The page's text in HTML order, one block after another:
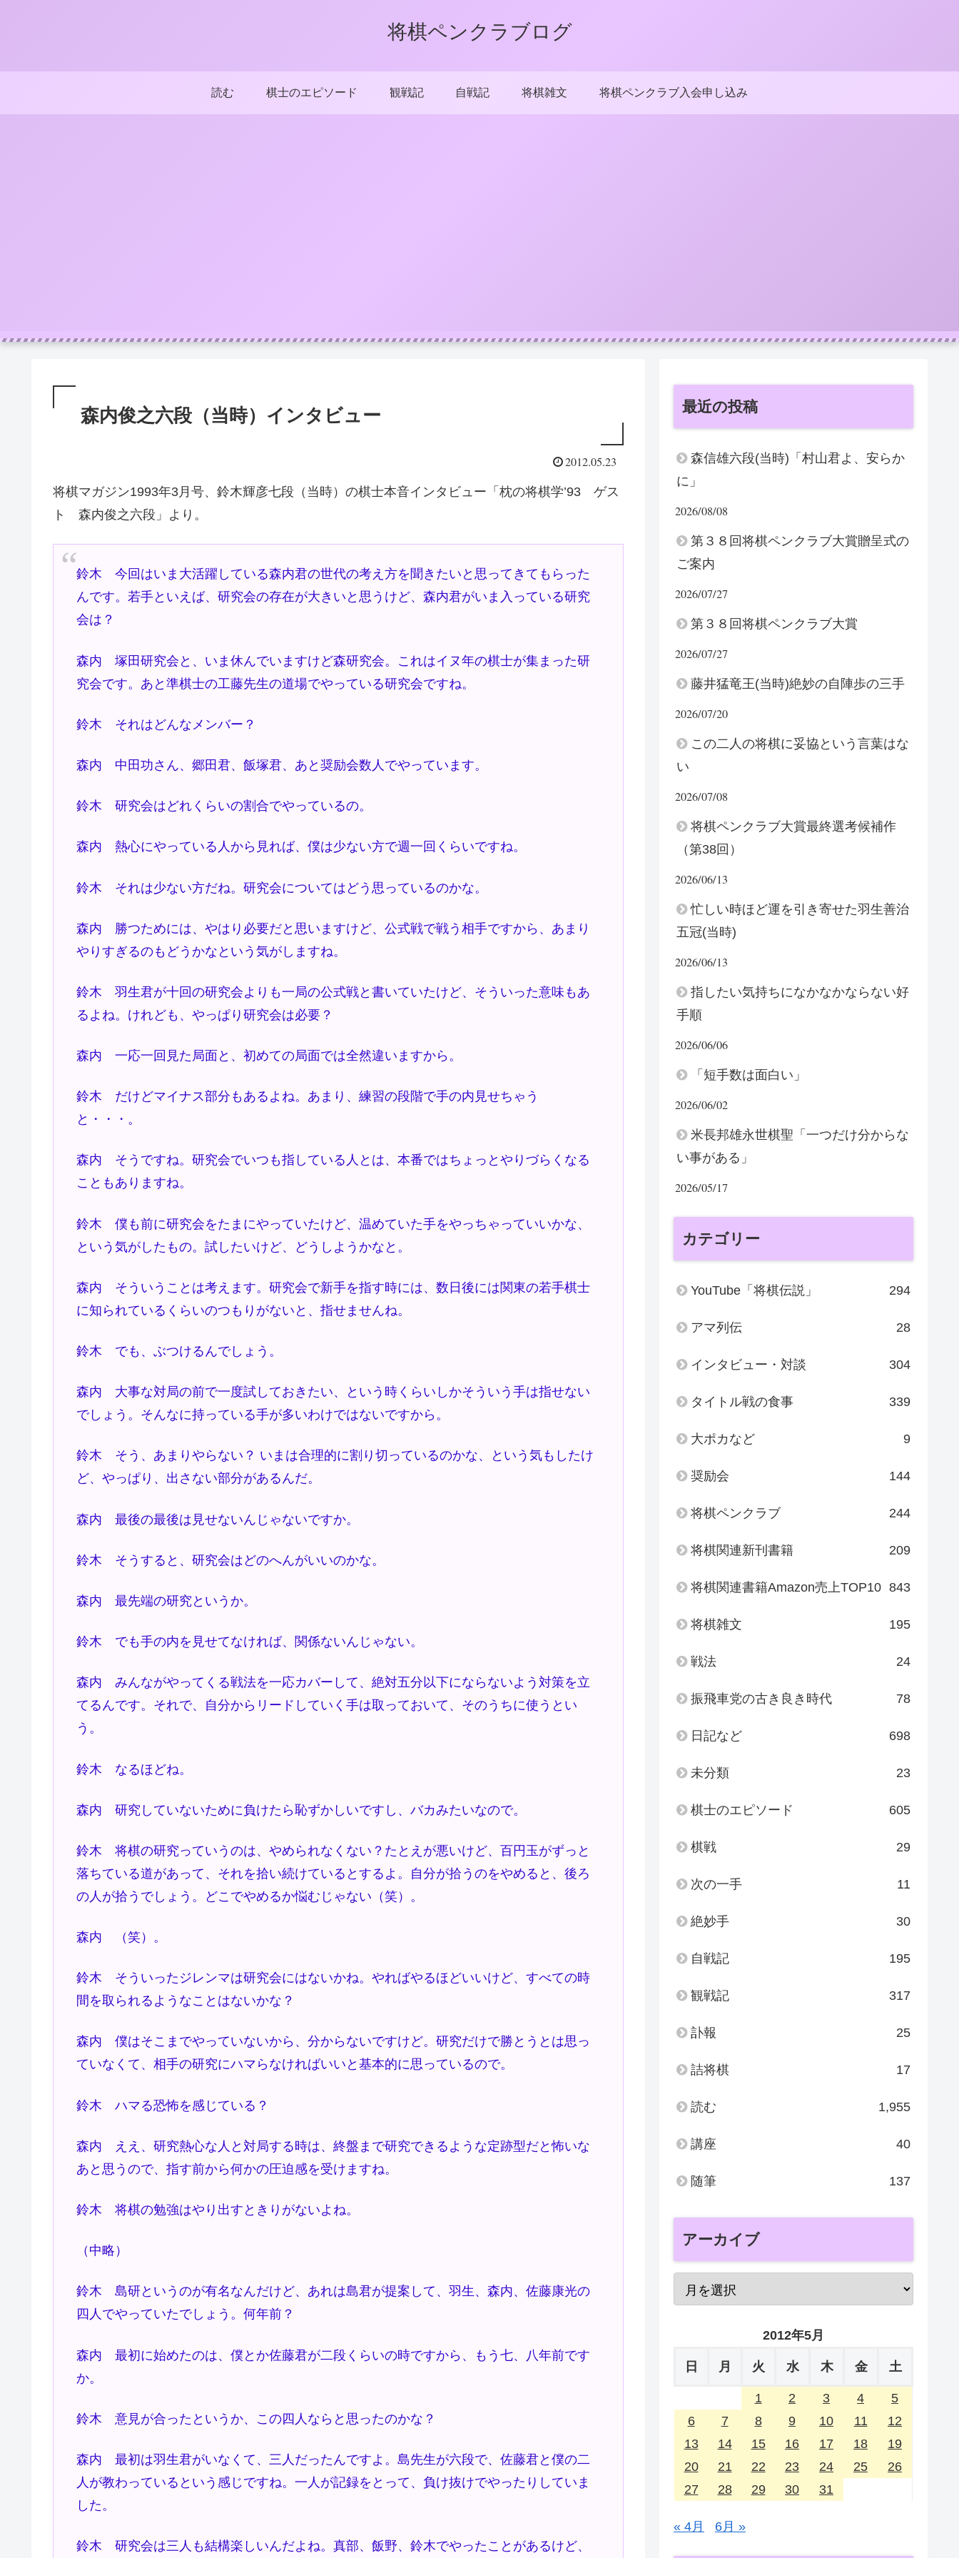
将棋ペンクラブログ
読む 棋士のエピソード 観戦記 自戦記 将棋雑文 将棋ペンクラブ入会申し込み
森内俊之六段（当時）インタビュー
2012.05.23
将棋マガジン1993年3月号、鈴木輝彦七段（当時）の棋士本音インタビュー「枕の将棋学’93 ゲス
ト 森内俊之六段」より。
鈴木 今回はいま大活躍している森内君の世代の考え方を聞きたいと思ってきてもらった
んです。若手といえば、研究会の存在が大きいと思うけど、森内君がいま入っている研究
会は？
森内 塚田研究会と、いま休んでいますけど森研究会。これはイヌ年の棋士が集まった研
究会です。あと準棋士の工藤先生の道場でやっている研究会ですね。
鈴木 それはどんなメンバー？
森内 中田功さん、郷田君、飯塚君、あと奨励会数人でやっています。
鈴木 研究会はどれくらいの割合でやっているの。
森内 熱心にやっている人から見れば、僕は少ない方で週一回くらいですね。
鈴木 それは少ない方だね。研究会についてはどう思っているのかな。
森内 勝つためには、やはり必要だと思いますけど、公式戦で戦う相手ですから、あまり
やりすぎるのもどうかなという気がしますね。
鈴木 羽生君が十回の研究会よりも一局の公式戦と書いていたけど、そういった意味もあ
るよね。けれども、やっぱり研究会は必要？
森内 一応一回見た局面と、初めての局面では全然違いますから。
鈴木 だけどマイナス部分もあるよね。あまり、練習の段階で手の内見せちゃう
と・・・。
森内 そうですね。研究会でいつも指している人とは、本番ではちょっとやりづらくなる
こともありますね。
鈴木 僕も前に研究会をたまにやっていたけど、温めていた手をやっちゃっていいかな、
という気がしたもの。試したいけど、どうしようかなと。
森内 そういうことは考えます。研究会で新手を指す時には、数日後には関東の若手棋士
に知られているくらいのつもりがないと、指せませんね。
鈴木 でも、ぶつけるんでしょう。
森内 大事な対局の前で一度試しておきたい、という時くらいしかそういう手は指せない
でしょう。そんなに持っている手が多いわけではないですから。
鈴木 そう、あまりやらない？ いまは合理的に割り切っているのかな、という気もしたけ
ど、やっぱり、出さない部分があるんだ。
森内 最後の最後は見せないんじゃないですか。
鈴木 そうすると、研究会はどのへんがいいのかな。
森内 最先端の研究というか。
鈴木 でも手の内を見せてなければ、関係ないんじゃない。
森内 みんながやってくる戦法を一応カバーして、絶対五分以下にならないよう対策を立
てるんです。それで、自分からリードしていく手は取っておいて、そのうちに使うとい
う。
鈴木 なるほどね。
森内 研究していないために負けたら恥ずかしいですし、バカみたいなので。
鈴木 将棋の研究っていうのは、やめられなくない？たとえが悪いけど、百円玉がずっと
落ちている道があって、それを拾い続けているとするよ。自分が拾うのをやめると、後ろ
の人が拾うでしょう。どこでやめるか悩むじゃない（笑）。
森内 （笑）。
鈴木 そういったジレンマは研究会にはないかね。やればやるほどいいけど、すべての時
間を取られるようなことはないかな？
森内 僕はそこまでやっていないから、分からないですけど。研究だけで勝とうとは思っ
ていなくて、相手の研究にハマらなければいいと基本的に思っているので。
鈴木 ハマる恐怖を感じている？
森内 ええ、研究熱心な人と対局する時は、終盤まで研究できるような定跡型だと怖いな
あと思うので、指す前から何かの圧迫感を受けますね。
鈴木 将棋の勉強はやり出すときりがないよね。
（中略）
鈴木 島研というのが有名なんだけど、あれは島君が提案して、羽生、森内、佐藤康光の
四人でやっていたでしょう。何年前？
森内 最初に始めたのは、僕とか佐藤君が二段くらいの時ですから、もう七、八年前です
か。
鈴木 意見が合ったというか、この四人ならと思ったのかな？
森内 最初は羽生君がいなくて、三人だったんですよ。島先生が六段で、佐藤君と僕の二
人が教わっているという感じですね。一人が記録をとって、負け抜けでやったりしていま
した。
鈴木 研究会は三人も結構楽しいんだよね。真部、飯野、鈴木でやったことがあるけど、
最近の投稿
森信雄六段(当時)「村山君よ、安らか
に」
2026/08/08
第３８回将棋ペンクラブ大賞贈呈式の
ご案内
2026/07/27
第３８回将棋ペンクラブ大賞
2026/07/27
藤井猛竜王(当時)絶妙の自陣歩の三手
2026/07/20
この二人の将棋に妥協という言葉はな
い
2026/07/08
将棋ペンクラブ大賞最終選考候補作
（第38回）
2026/06/13
忙しい時ほど運を引き寄せた羽生善治
五冠(当時)
2026/06/13
指したい気持ちになかなかならない好
手順
2026/06/06
「短手数は面白い」
2026/06/02
米長邦雄永世棋聖「一つだけ分からな
い事がある」
2026/05/17
カテゴリー
YouTube「将棋伝説」 294
アマ列伝 28
インタビュー・対談 304
タイトル戦の食事 339
大ポカなど 9
奨励会 144
将棋ペンクラブ 244
将棋関連新刊書籍 209
将棋関連書籍Amazon売上TOP10 843
将棋雑文 195
戦法 24
振飛車党の古き良き時代 78
日記など 698
未分類 23
棋士のエピソード 605
棋戦 29
次の一手 11
絶妙手 30
自戦記 195
観戦記 317
訃報 25
詰将棋 17
読む 1,955
講座 40
随筆 137
アーカイブ
2012年5月
日 月 火 水 木 金 土
1 2 3 4
5
6
7 8 9 10 11
12
13
14 15 16 17 18
19
20
21 22 23 24 25
26
27
28 29 30 31
« 4月 6月 »